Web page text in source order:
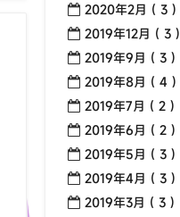
2020年2月 ( 3 )
2019年12月 ( 3 )
2019年9月 ( 3 )
2019年8月 ( 4 )
2019年7月 ( 2 )
2019年6月 ( 2 )
2019年5月 ( 3 )
2019年4月 ( 3 )
2019年3月 ( 3 )